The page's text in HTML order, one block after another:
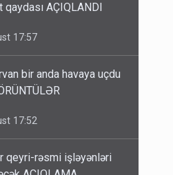
AÇIQLANDI
17:57
bir anda havaya uçdu
17:52
qeyri-rəsmi işləyənləri